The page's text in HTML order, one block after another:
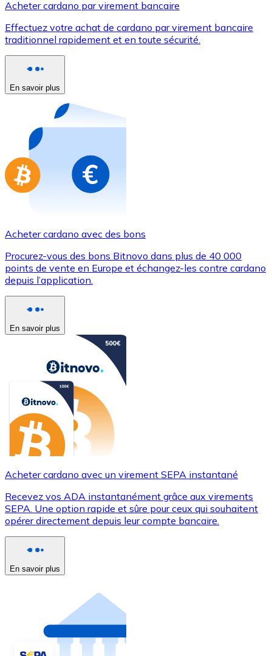
Utilisez les cartes Visa et Mastercard pour acheter
Acheter avec carte
Nouveau
Achetez des cartes-cadeaux de vos marques
Aller à la boutique de cartes-cadeaux
Acheter cardano par virement bancaire
Effectuez votre achat de cardano par virement bancaire
traditionnel rapidement et en toute sécurité.
En savoir plus
Acheter cardano avec des bons
Procurez-vous des bons Bitnovo dans plus de 40 000
points de vente en Europe et échangez-les contre cardano
depuis l’application.
En savoir plus
Acheter cardano avec un virement SEPA instantané
Recevez vos ADA instantanément grâce aux virements
SEPA. Une option rapide et sûre pour ceux qui souhaitent
opérer directement depuis leur compte bancaire.
En savoir plus